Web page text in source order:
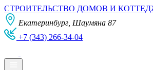
СТРОИТЕЛЬСТВО ДОМОВ И
Екатеринбург, Шаумяна 87
+7 (343) 266-34-04